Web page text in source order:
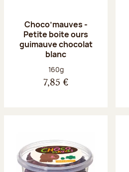
Choco’mauves -
Petite boite ours
guimauve chocolat
blanc
Poids net :
160g
7,85 €